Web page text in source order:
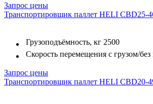
Запрос цены
Транспортировщик паллет HELI CBD25-
Грузоподъёмность, кг 2500
Скорость перемещения с грузом/без
Запрос цены
Транспортировщик паллет HELI CBD20-